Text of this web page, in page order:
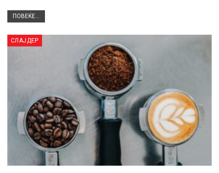
ПОВЕЌЕ...
СЛАЈДЕР